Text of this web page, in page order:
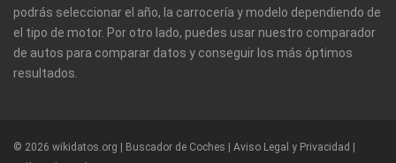
podrás seleccionar el año, la carrocería y modelo dependiendo de
el tipo de motor. Por otro lado, puedes usar nuestro comparador
de autos para comparar datos y conseguir los más óptimos
resultados.
© 2026 wikidatos.org | Buscador de Coches | Aviso Legal y Privacidad